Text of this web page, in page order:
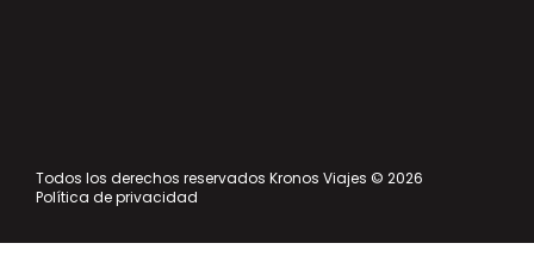
Todos los derechos reservados Kronos Viajes © 2026
Política de privacidad